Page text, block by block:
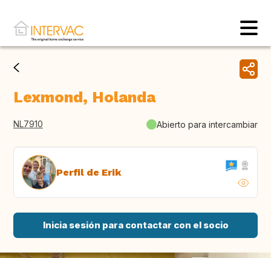
Lexmond, Holanda
NL7910 Abierto para intercambiar
Perfil de Erik
Inicia sesión para contactar con el socio